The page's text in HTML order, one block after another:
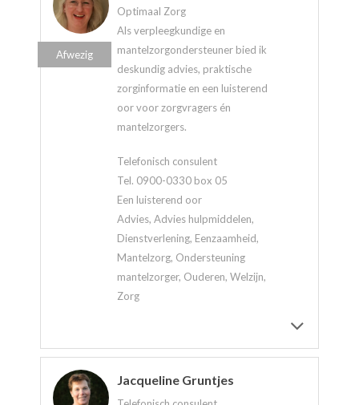
Optimaal Zorg
Als verpleegkundige en
mantelzorgondersteuner bied ik
deskundig advies, praktische
zorginformatie en een luisterend
oor voor zorgvragers én
mantelzorgers.
Telefonisch consulent
Tel. 0900-0330 box 05
Een luisterend oor
Advies, Advies hulpmiddelen,
Dienstverlening, Eenzaamheid,
Mantelzorg, Ondersteuning
mantelzorger, Ouderen, Welzijn,
Zorg
Afwezig
Jacqueline Gruntjes